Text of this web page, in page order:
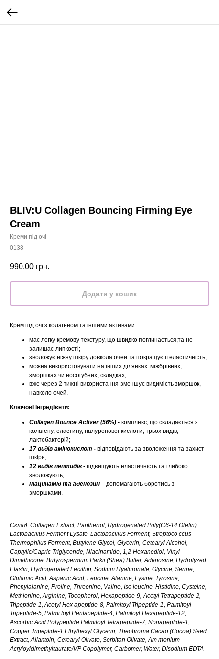
BLIV:U Collagen Bouncing Firming Eye
Cream
Креми під очі
0138
990,00 грн.
Додати у кошик
Крем під очі з колагеном та іншими активами:
має легку кремову текстуру, що швидко поглинається;та не
залишає липкості;
зволожує ніжну шкіру довкола очей та покращує її еластичність;
можна використовувати на інших ділянках: міжбрівних,
зморшках чи носогубних, складках;
вже через 2 тижні використання зменшує видимість зморшок,
навколо очей.
Ключові інгредієнти:
Collagen Bounce Activer (56%) - комплекс, що складається з
колагену, еластину, гіалуронової кислоти, трьох видів,
лактобактерій;
17 видів амінокислот - відповідають за зволоження та захист
шкіри;
12 видів пептидів - підвищують еластичність та глибоко
зволожують;
ніацинамід та аденозин – допомагають боротись зі
зморшками.
Склад: Collagen Extract, Panthenol, Hydrogenated Poly(C6-14 Olefin).
Lactobacillus Ferment Lysate, Lactobacillus Ferment, Streptoco ccus
Thermophilus Ferment, Butylene Glycol, Glycerin, Cetearyl Alcohol,
Caprylic/Capric Triglycende, Niacinamide, 1,2-Hexanediol, Vinyl
Dimethicone, Butyrospermum Parkii (Shea) Butter, Adenosine, Hydrolyzed
Elastin, Hydrogenated Lecithin, Sodium Hyaluronate, Glycine, Serine,
Glutamic Acid, Aspartic Acid, Leucine, Alanine, Lysine, Tyrosine,
Phenylalanine, Proline, Threonine, Valine, Iso leucine, Histidine, Cysteine,
Methionine, Arginine, Tocopherol, Hexapeptide-9, Acetyl Tetrapeptide-2,
Tripeptide-1, Acetyl Hex apeptide-8, Palmitoyl Tripeptide-1, Palmitoyl
Tripeptide-5, Palmi toyl Pentapeptide-4, Palmitoyl Hexapeptide-12,
Ascorbic Acid Polypeptide Palmitoyl Tetrapeptide-7, Nonapeptide-1,
Copper Tripeptide-1 Ethylhexyl Glycerin, Theobroma Cacao (Cocoa) Seed
Extract, Allantoin, Cetearyl Olivate, Sorbitan Olivate, Am monium
Acryloyldimethyltaurate/VP Copolymer, Carbomer, Water, Disodium EDTA